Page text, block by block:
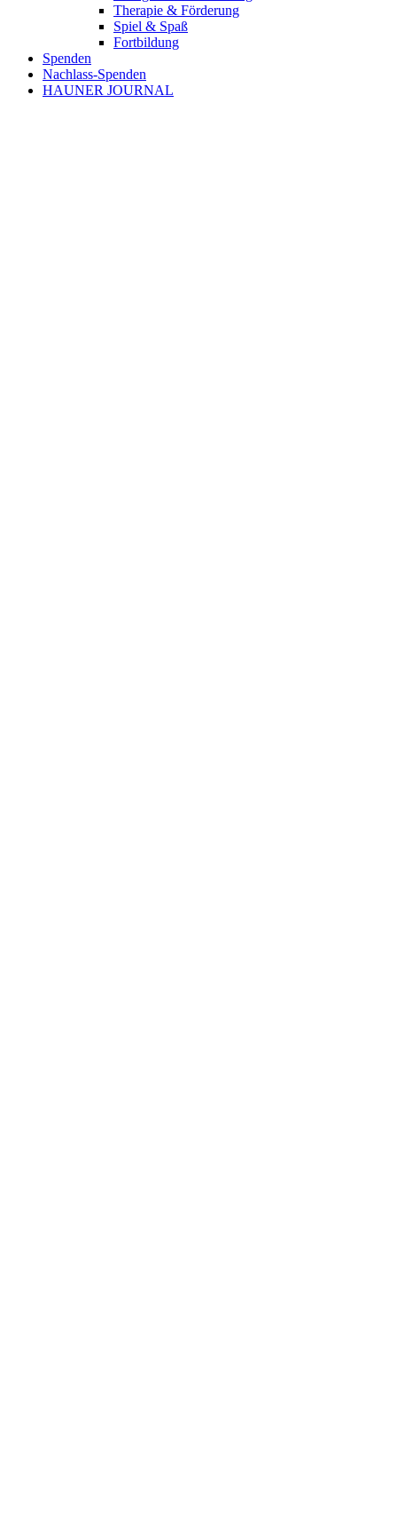
Therapie & Förderung
Spiel & Spaß
Fortbildung
Spenden
Nachlass-Spenden
HAUNER JOURNAL